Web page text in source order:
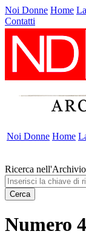
Noi Donne Home
Contatti
Noi Donne Home
Ricerca nell'Archivio
Cerca
Numero